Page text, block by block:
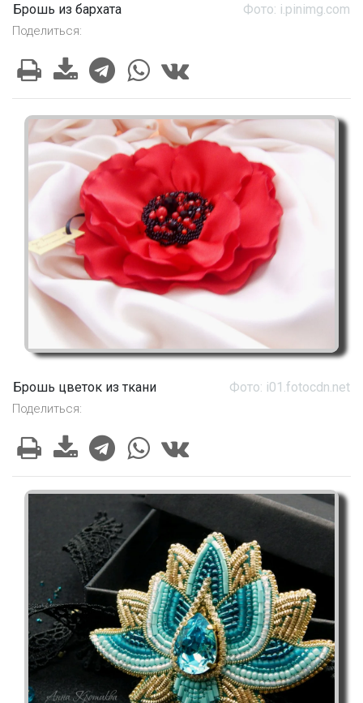
Брошь из бархата Фото: i.pinimg.com
Поделиться:
Брошь цветок из ткани Фото: i01.fotocdn.net
Поделиться: